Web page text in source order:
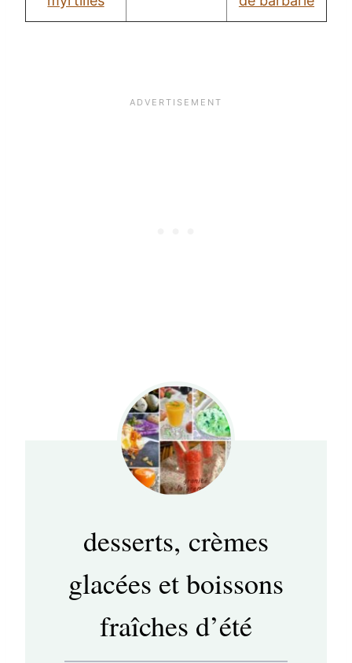
desserts, crèmes
glacées et boissons
fraîches d’été